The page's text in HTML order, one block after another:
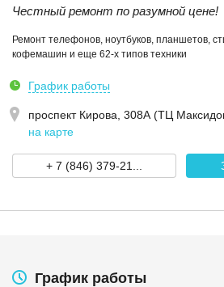
Честный ремонт по разумной цене!
Ремонт телефонов, ноутбуков, планшетов,
кофемашин и еще 62-х типов техники
График работы
проспект Кирова, 308А (ТЦ
на карте
+ 7 (846) 379-21...
График работы